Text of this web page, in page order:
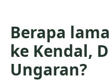
Berapa
ke Kendal,
Ungaran?